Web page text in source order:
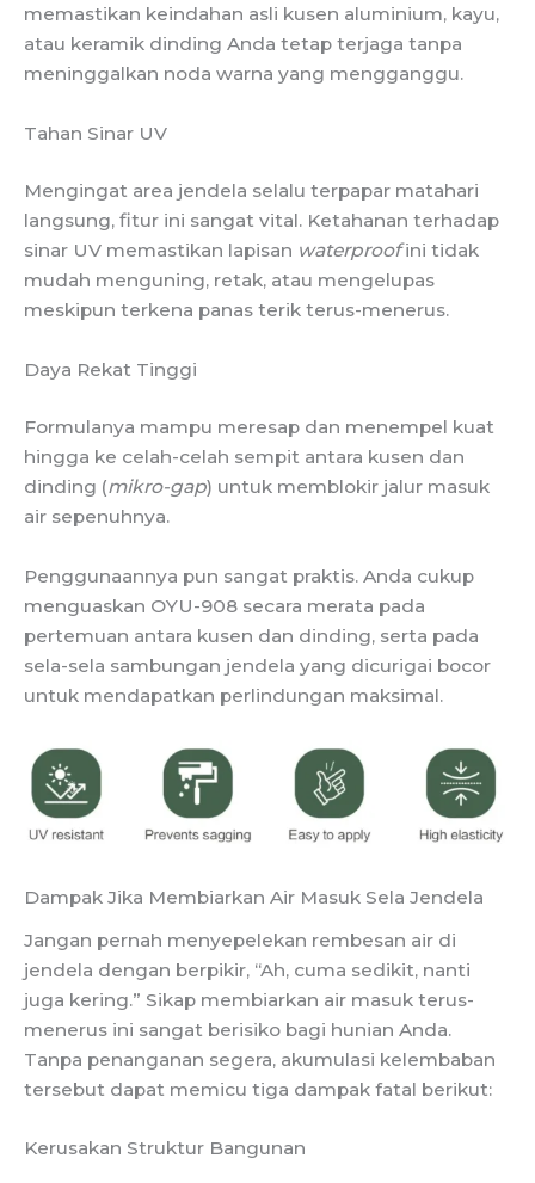
memastikan keindahan asli kusen aluminium, kayu,
atau keramik dinding Anda tetap terjaga tanpa
meninggalkan noda warna yang mengganggu.
Tahan Sinar UV
Mengingat area jendela selalu terpapar matahari
langsung, fitur ini sangat vital. Ketahanan terhadap
sinar UV memastikan lapisan waterproofini tidak
mudah menguning, retak, atau mengelupas
meskipun terkena panas terik terus-menerus.
Daya Rekat Tinggi
Formulanya mampu meresap dan menempel kuat
hingga ke celah-celah sempit antara kusen dan
dinding (mikro-gap) untuk memblokir jalur masuk
air sepenuhnya.
Penggunaannya pun sangat praktis. Anda cukup
menguaskan OYU-908 secara merata pada
pertemuan antara kusen dan dinding, serta pada
sela-sela sambungan jendela yang dicurigai bocor
untuk mendapatkan perlindungan maksimal.
Dampak Jika Membiarkan Air Masuk Sela Jendela
Jangan pernah menyepelekan rembesan air di
jendela dengan berpikir, “Ah, cuma sedikit, nanti
juga kering.” Sikap membiarkan air masuk terus-
menerus ini sangat berisiko bagi hunian Anda.
Tanpa penanganan segera, akumulasi kelembaban
tersebut dapat memicu tiga dampak fatal berikut:
Kerusakan Struktur Bangunan